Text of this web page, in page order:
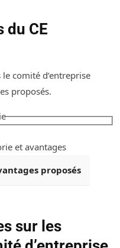
du CE
comité d’entreprise
proposés.
et avantages
proposés
sur les